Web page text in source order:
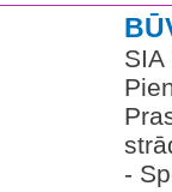
SIA
-